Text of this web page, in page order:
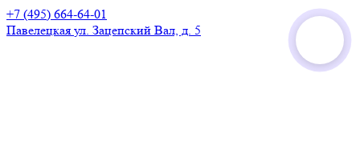
+7 (495) 664-64-01
Павелецкая ул. Зацепский Вал, д. 5